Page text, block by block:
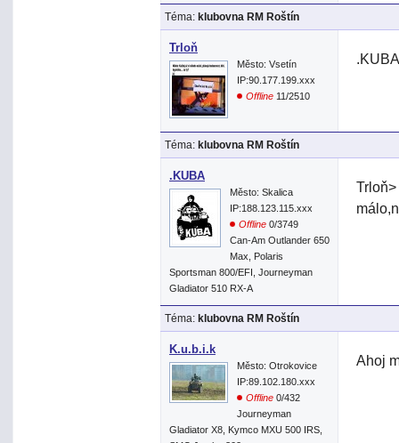
Téma: klubovna RM Roštín
Trloň
Město: Vsetín
IP:90.177.199.xxx
Offline 11/2510
Téma: klubovna RM Roštín
.KUBA
Město: Skalica
IP:188.123.115.xxx
Offline 0/3749
Can-Am Outlander 650
Max, Polaris
Sportsman 800/EFI, Journeyman
Gladiator 510 RX-A
Téma: klubovna RM Roštín
K.u.b.i.k
Město: Otrokovice
IP:89.102.180.xxx
Offline 0/432
Journeyman
Gladiator X8, Kymco MXU 500 IRS,
Ahoj